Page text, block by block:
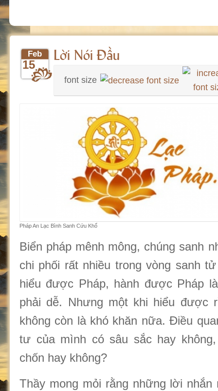
Lời Nói Đầu
Feb
15
font size
Pháp An Lạc Bình Sanh Cứu Khổ
Biển pháp mênh mông, chúng sanh
chi phối rất nhiều trong vòng sanh
hiểu được Pháp, hành được Pháp
phải dễ. Nhưng một khi hiểu được
không còn là khó khăn nữa. Điều
tư của mình có sâu sắc hay
chốn hay không?
Thầy mong mỏi rằng những lời nhắn